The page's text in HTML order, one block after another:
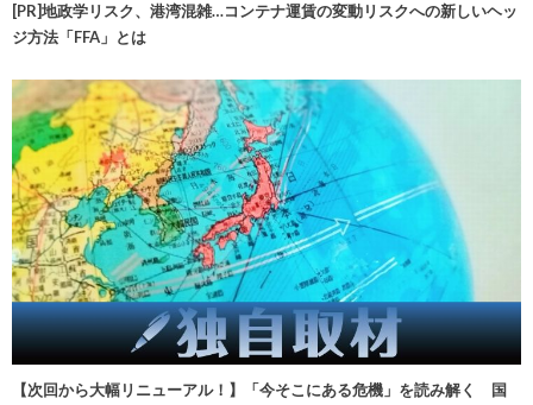
[PR]地政学リスク、港湾混雑…コンテナ運賃の変動リスクへの新しいヘッ
ジ方法「FFA」とは
【次回から大幅リニューアル！】「今そこにある危機」を読み解く 国